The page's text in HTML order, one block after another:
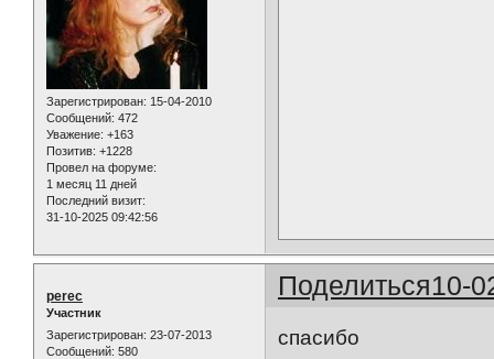
Зарегистрирован: 15-04-2010
Сообщений: 472
Уважение: +163
Позитив: +1228
Провел на форуме:
1 месяц 11 дней
Последний визит:
31-10-2025 09:42:56
Поделиться10-
perec
Участник
Зарегистрирован: 23-07-2013
Сообщений: 580
спасибо